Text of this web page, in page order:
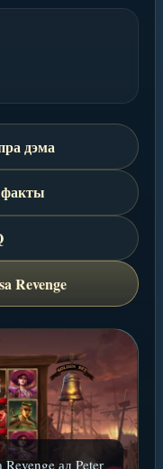
дэма
факты
Revenge
Revenge ад Peter